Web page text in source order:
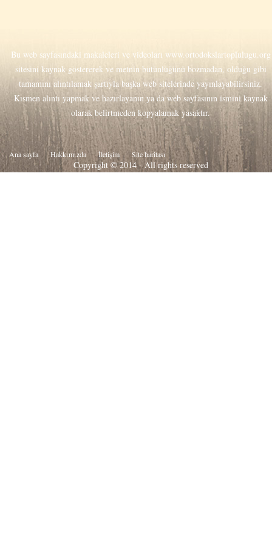
Bu web sayfasındaki makaleleri ve videoları www.ortodokslartoplulugu.org
sitesini kaynak göstererek ve metnin bütünlüğünü bozmadan, olduğu gibi
tamamını alıntılamak şartıyla başka web sitelerinde yayınlayabilirsiniz.
Kısmen alıntı yapmak ve hazırlayanın ya da web sayfasının ismini kaynak
olarak belirtmeden kopyalamak yasaktır.
Ana sayfa Hakkιmιzda İletişim Site haritası
Copyright © 2014 - All rights reserved